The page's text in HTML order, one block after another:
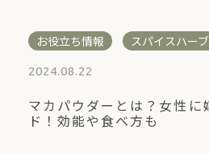
お役立ち情報 スパイスハーブ
2024.08.22
マカパウダーとは？女性に
ド！効能や食べ方も
親カテゴリー
子カテゴリー